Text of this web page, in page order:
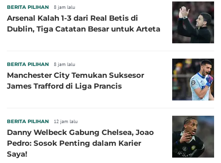
BERITA PILIHAN 8 jam lalu
Arsenal Kalah 1-3 dari Real Betis di
Dublin, Tiga Catatan Besar untuk Arteta
BERITA PILIHAN 8 jam lalu
Manchester City Temukan Suksesor
James Trafford di Liga Prancis
BERITA PILIHAN 12 jam lalu
Danny Welbeck Gabung Chelsea, Joao
Pedro: Sosok Penting dalam Karier
Saya!